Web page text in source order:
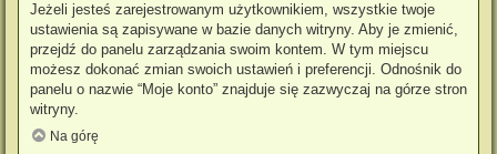
Jeżeli jesteś zarejestrowanym użytkownikiem, wszystkie twoje
ustawienia są zapisywane w bazie danych witryny. Aby je zmienić,
przejdź do panelu zarządzania swoim kontem. W tym miejscu
możesz dokonać zmian swoich ustawień i preferencji. Odnośnik do
panelu o nazwie “Moje konto” znajduje się zazwyczaj na górze stron
witryny.
Na górę